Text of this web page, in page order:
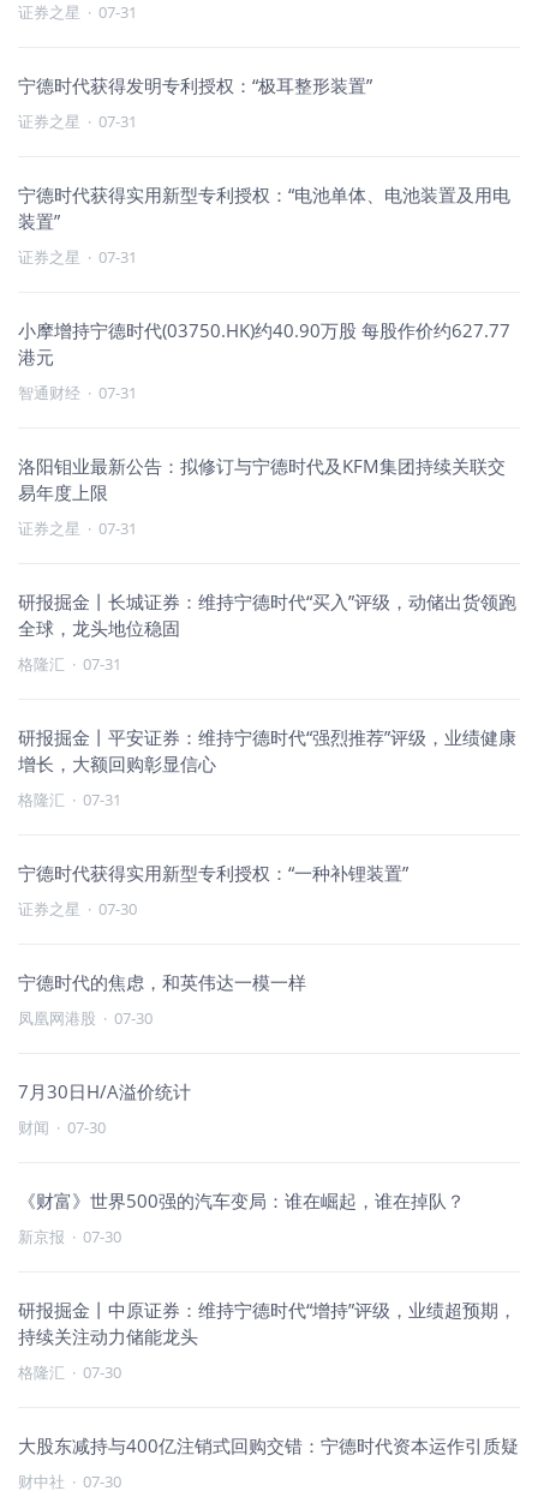
证券之星 · 07-31
宁德时代获得发明专利授权：“极耳整形装置”
证券之星 · 07-31
宁德时代获得实用新型专利授权：“电池单体、电池装置及用电
装置”
证券之星 · 07-31
小摩增持宁德时代(03750.HK)约40.90万股 每股作价约627.77
港元
智通财经 · 07-31
洛阳钼业最新公告：拟修订与宁德时代及KFM集团持续关联交
易年度上限
证券之星 · 07-31
研报掘金丨长城证券：维持宁德时代“买入”评级，动储出货领跑
全球，龙头地位稳固
格隆汇 · 07-31
研报掘金丨平安证券：维持宁德时代“强烈推荐”评级，业绩健康
增长，大额回购彰显信心
格隆汇 · 07-31
宁德时代获得实用新型专利授权：“一种补锂装置”
证券之星 · 07-30
宁德时代的焦虑，和英伟达一模一样
凤凰网港股 · 07-30
7月30日H/A溢价统计
财闻 · 07-30
《财富》世界500强的汽车变局：谁在崛起，谁在掉队？
新京报 · 07-30
研报掘金丨中原证券：维持宁德时代“增持”评级，业绩超预期，
持续关注动力储能龙头
格隆汇 · 07-30
大股东减持与400亿注销式回购交错：宁德时代资本运作引质疑
财中社 · 07-30